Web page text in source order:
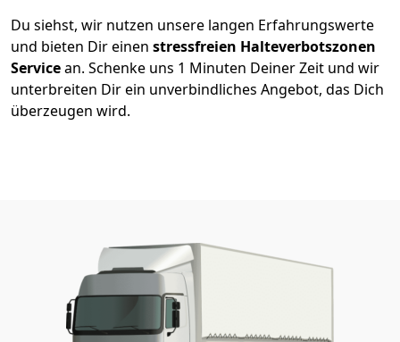
Du siehst, wir nutzen unsere langen Erfahrungswerte
und bieten Dir einen stressfreien Halteverbotszonen
Servicean. Schenke uns 1 Minuten Deiner Zeit und wir
unterbreiten Dir ein unverbindliches Angebot, das Dich
überzeugen wird.